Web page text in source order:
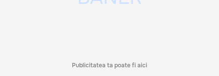
Publicitatea ta poate fi aici